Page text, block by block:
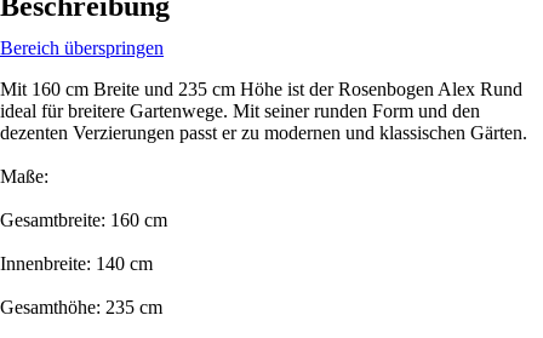
Bereich überspringen
Mit 160 cm Breite und 235 cm Höhe ist der Rosenbogen Alex Rund
ideal für breitere Gartenwege. Mit seiner runden Form und den
dezenten Verzierungen passt er zu modernen und klassischen Gärten.
Maße:
Gesamtbreite: 160 cm
Innenbreite: 140 cm
Gesamthöhe: 235 cm